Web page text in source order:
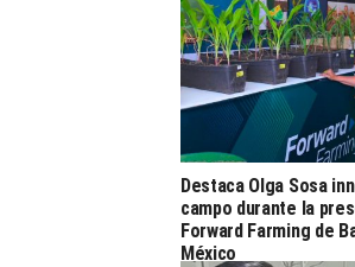
Destaca Olga Sosa
campo durante la
Forward Farming de
México